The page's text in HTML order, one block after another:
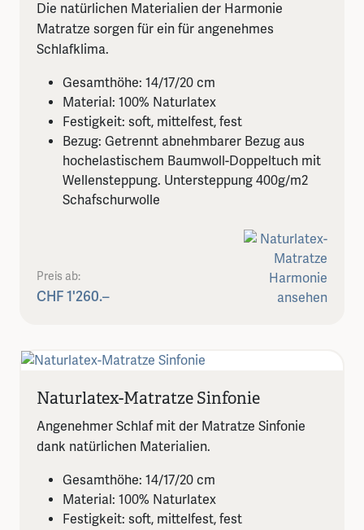
Die natürlichen Materialien der Harmonie
Matratze sorgen für ein für angenehmes
Schlafklima.
Gesamthöhe: 14/17/20 cm
Material: 100% Naturlatex
Festigkeit: soft, mittelfest, fest
Bezug: Getrennt abnehmbarer Bezug aus
hochelastischem Baumwoll-Doppeltuch mit
Wellensteppung. Untersteppung 400g/m2
Schafschurwolle
Preis ab:
CHF 1'260.–
Naturlatex-Matratze Sinfonie
Angenehmer Schlaf mit der Matratze Sinfonie
dank natürlichen Materialien.
Gesamthöhe: 14/17/20 cm
Material: 100% Naturlatex
Festigkeit: soft, mittelfest, fest